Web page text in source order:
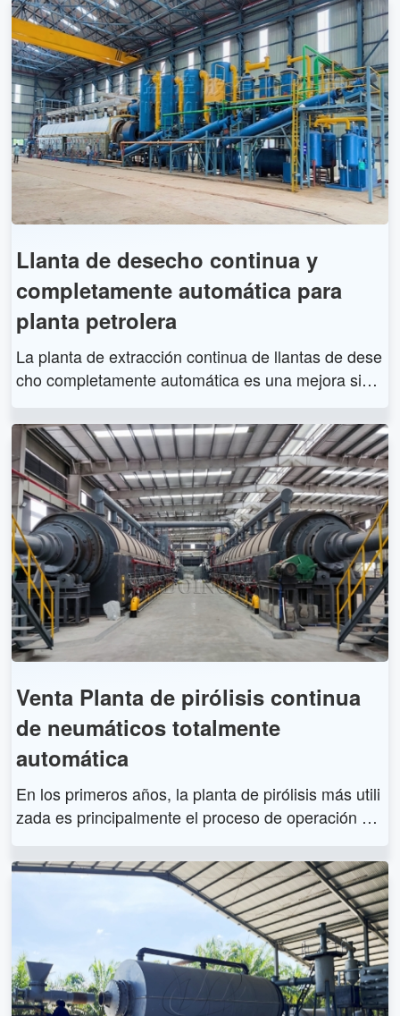
Llanta de desecho continua y
completamente automática para
planta petrolera
La planta de extracción continua de llantas de dese
cho completamente automática es una mejora signi
s de desecho intermitente existente en el país y en
el extranjero. La planta de aceite de llanta de dese
cho continua y completamente automática ha realiz
ado completamente la operación automática y pue
de prolongar la vida útil de 5 a 6 años en comparac
ión con la planta de aceite de llanta de desecho int
ermitente.
Venta Planta de pirólisis continua
de neumáticos totalmente
automática
En los primeros años, la planta de pirólisis más utili
zada es principalmente el proceso de operación po
o de operación complicado y un alto costo de mano
de obra. Con la mejora de la tecnología y las solicit
udes de los clientes, DOING Company desarrolló u
na planta de pirólisis continua de nueva tecnología.
Esta planta de pirólisis continua tiene un proceso c
ompletamente automático, que puede controlarse
mediante un sistema PLC o una computadora.